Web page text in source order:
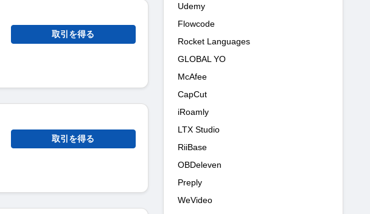
取引を得る
取引を得る
Udemy
Flowcode
Rocket Languages
GLOBAL YO
McAfee
CapCut
iRoamly
LTX Studio
RiiBase
OBDeleven
Preply
WeVideo